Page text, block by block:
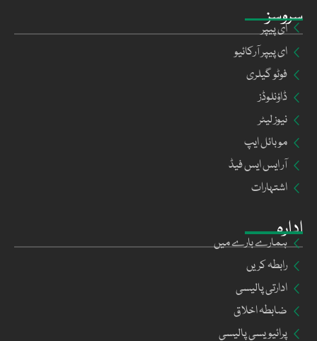
ادارہ
ہمارے بارے میں
رابطہ کریں
ادارتی پالیسی
ضابطہ اخلاق
پرائیویسی پالیسی
سروسز
ای پیپر
ای پیپر آرکائیو
فوٹو گیلری
ڈاؤنلوڈز
نیوز لیٹر
موبائل ایپ
آر ایس ایس فیڈ
اشتہارات